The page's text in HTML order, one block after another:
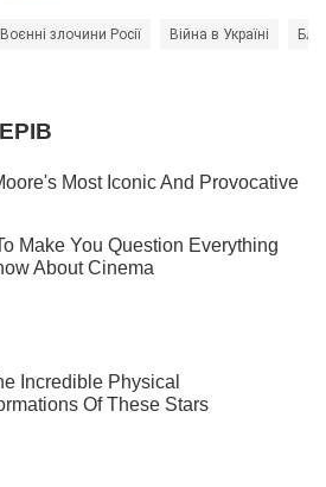
Воєнні злочини Росії Війна в Україні